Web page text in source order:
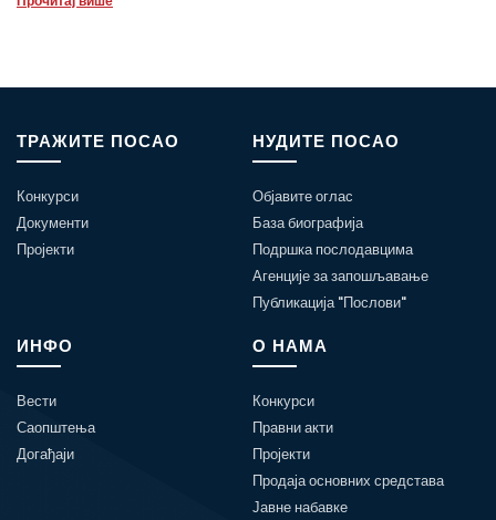
ТРАЖИТЕ ПОСАО
Конкурси
Документи
Пројекти
НУДИТЕ ПОСАО
Објавите оглас
База биографија
Подршка послодавцима
Агенције за запошљавање
Публикација "Послови"
ИНФО
Вести
Саопштења
Догађаји
О НАМА
Конкурси
Правни акти
Пројекти
Продаја основних средстава
Јавне набавке